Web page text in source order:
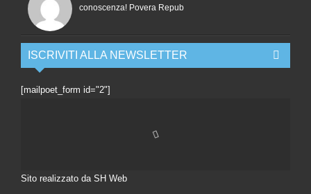
conoscenza! Povera Repub
ISCRIVITI ALLA NEWSLETTER
[mailpoet_form id="2"]
Sito realizzato da SH Web